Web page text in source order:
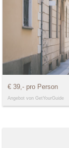
€ 39,- pro Person
Angebot von GetYourGuide